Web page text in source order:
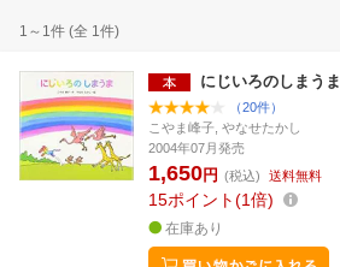
1～1件 (全 1件)
にじいろのしまうま
（20件）
こやま峰子, やなせたかし
2004年07月発売
1,650円 (税込) 送料無料
15ポイント 1倍
在庫あり